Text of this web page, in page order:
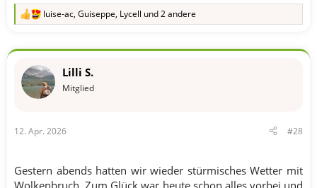
R
k
o
:
luise-ac, Guiseppe, Lycell und 2 andere
Lilli S.
Mitglied
12. Apr. 2026 #28
Gestern abends hatten wir wieder stürmisches Wetter mit
Wolkenbruch. Zum Glück war heute schon alles vorbei und